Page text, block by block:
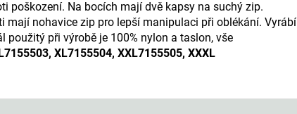
poškození. Na bocích mají dvě kapsy na suchý zip.
mají nohavice zip pro lepší manipulaci při oblékání. Vyrábí
použitý při výrobě je 100% nylon a taslon, vše
7155503, XL7155504, XXL7155505, XXXL